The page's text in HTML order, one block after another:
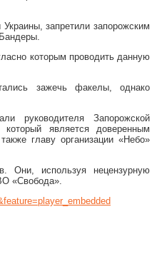
запретили запорожским
которым проводить данную
зажечь факелы, однако
руководителя Запорожской
который является доверенным
главу организации «Небо»
Они, используя нецензурную
«Свобода».